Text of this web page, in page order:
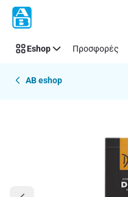
Παράλειψη
Eshop Προσφορές
AB eshop